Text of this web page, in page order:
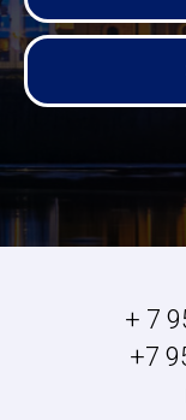
+ 7
+7